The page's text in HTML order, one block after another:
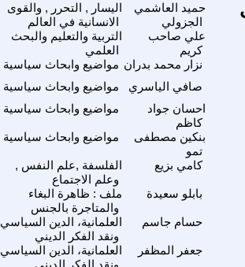
اليسار , التحرر , والقوى
الانسانية في العالم
حميد العاشمي
الجزولي
التربية والتعليم والبحث
العلمي
علي صاحب
كريم
مواضيع وابحاث سياسية نزار محمد بدران
مواضيع وابحاث سياسية
صافي الياسري
مواضيع وابحاث سياسية
احسان جواد
كاظم
مواضيع وابحاث سياسية
بنكين مصطفى
تمو
الفلسفة ,علم النفس ,
وعلم الاجتماع
كامي بزيع
ملف : ظاهرة البغاء
والمتاجرة بالجنس
بابلو سعيدة
العلمانية، الدين السياسي
ونقد الفكر الديني
حسام جاسم
العلمانية، الدين السياسي
ونقد الفكر الديني
جعفر المظفر